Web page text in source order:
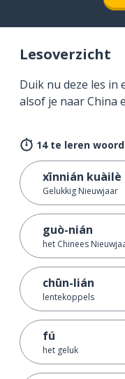
Lesoverzicht
Duik nu deze les in
alsof je naar China
14 te leren
xīnnián kuàilè
Gelukkig Nieuwjaar
guò-nián
het Chinees
chūn-lián
lentekoppels
fú
het geluk